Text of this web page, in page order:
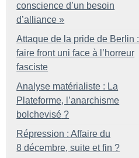
conscience d’un besoin
d’alliance »
Attaque de la pride de Berlin :
faire front uni face à l’horreur
fasciste
Analyse matérialiste : La
Plateforme, l’anarchisme
bolchevisé ?
Répression : Affaire du
8 décembre, suite et fin ?